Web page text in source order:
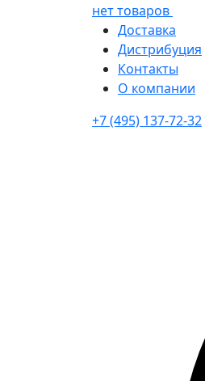
нет товаров
Доставка
Дистрибуция
Контакты
О компании
+7 (495) 137-72-32